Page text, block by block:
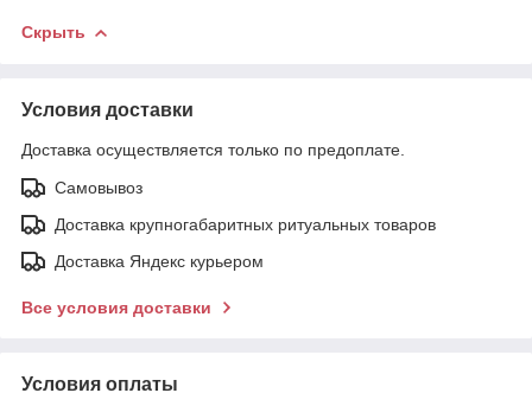
Скрыть
Условия доставки
Доставка осуществляется только по предоплате.
Самовывоз
Доставка крупногабаритных ритуальных товаров
Доставка Яндекс курьером
Все условия доставки
Условия оплаты